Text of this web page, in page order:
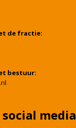
de fractie:
bestuur:
media